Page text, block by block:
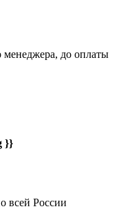
менеджера, до оплаты
}}
всей России